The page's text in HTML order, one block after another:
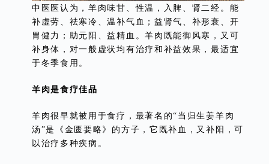
中医医认为，羊肉味甘、性温，入脾、肾二经。能
补虚劳、祛寒冷、温补气血；益肾气、补形衰、开
胃健力；助元阳、益精血。羊肉既能御风寒，又可
补身体，对一般虚状均有治疗和补益效果，最适宜
于冬季食用。
羊肉是食疗佳品
羊肉很早就被用于食疗，最著名的“当归生姜羊肉
汤”是《金匮要略》的方子，它既补血，又补阳，可
以治疗多种疾病。